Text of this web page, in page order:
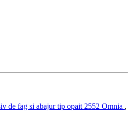
de fag si abajur tip opait 2552 Omnia ,